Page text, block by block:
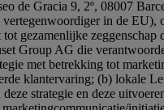
de Gracia 9, 2º, 08007
vertegenwoordiger in de EU),
tot gezamenlijke zeggenschap
Group AG die
met betrekking tot
klantervaring; (b) lokale
strategie en deze